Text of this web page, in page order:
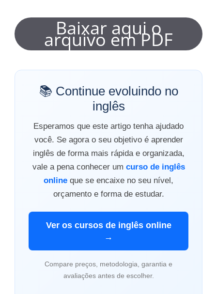
Baixar aqui o
arquivo em PDF
📚 Continue evoluindo no
inglês
Esperamos que este artigo tenha ajudado
você. Se agora o seu objetivo é aprender
inglês de forma mais rápida e organizada,
vale a pena conhecer um curso de inglês
online que se encaixe no seu nível,
orçamento e forma de estudar.
Ver os cursos de inglês online
→
Compare preços, metodologia, garantia e
avaliações antes de escolher.